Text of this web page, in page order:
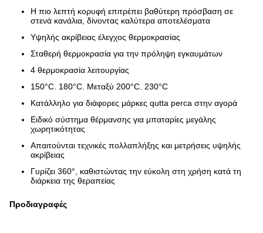
Η πιο λεπτή κορυφή επιτρέπει βαθύτερη πρόσβαση σε
στενά κανάλια, δίνοντας καλύτερα αποτελέσματα
Υψηλής ακρίβειας έλεγχος θερμοκρασίας
Σταθερή θερμοκρασία για την πρόληψη εγκαυμάτων
4 θερμοκρασία λειτουργίας
150°C. 180°C. Μεταξύ 200°C. 230°C
Κατάλληλο για διάφορες μάρκες qutta perca στην αγορά
Ειδικό σύστημα θέρμανσης για μπαταρίες μεγάλης
χωρητικότητας
Απαιτούνται τεχνικές πολλαπλήξης και μετρήσεις υψηλής
ακρίβειας
Γυρίζει 360°, καθιστώντας την εύκολη στη χρήση κατά τη
διάρκεια της θεραπείας
Προδιαγραφές